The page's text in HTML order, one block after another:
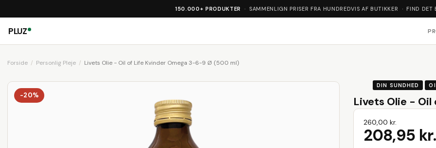
150.000+ PRODUKTER · SAMMENLIGN PRISER FRA HUNDREDVIS AF BUTIKKER · FIND DET
PLUZ
Forside Personlig Pleje Livets Olie - Oil of Life Kvinder Omega 3-6-9 Ø (500 ml)
-20%
DIN SUNDHED
Livets Olie -
260,00 kr.
208,95 kr.